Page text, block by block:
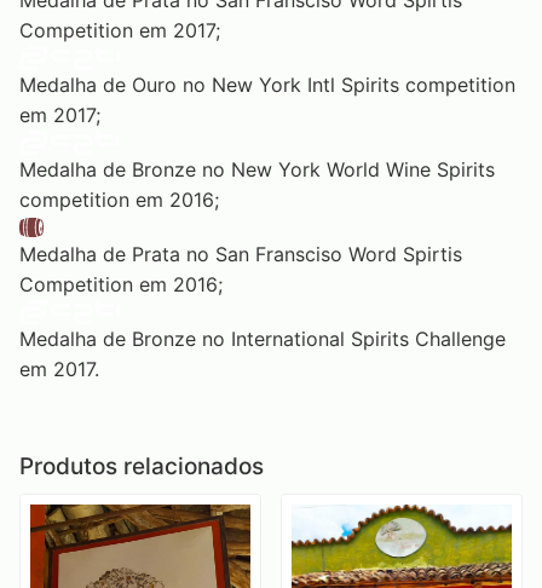
Competition em 2017;
Medalha de Ouro no New York Intl Spirits competition
em 2017;
Medalha de Bronze no New York World Wine Spirits
competition em 2016;
Medalha de Prata no San Fransciso Word Spirtis
Competition em 2016;
Medalha de Bronze no International Spirits Challenge
em 2017.
Produtos relacionados